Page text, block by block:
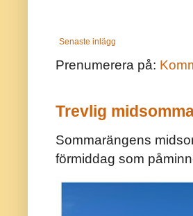
Senaste inlägg
Prenumerera på:
Trevlig
Sommarängens
förmiddag som